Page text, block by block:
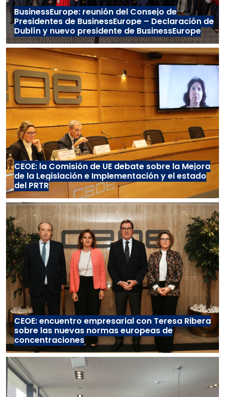
BusinessEurope: reunión del Consejo de
Presidentes de BusinessEurope – Declaración de
Dublín y nuevo presidente de BusinessEurope
CEOE: la Comisión de UE debate sobre la Mejora
de la Legislación e Implementación y el estado
del PRTR
CEOE: encuentro empresarial con Teresa Ribera
sobre las nuevas normas europeas de
concentraciones